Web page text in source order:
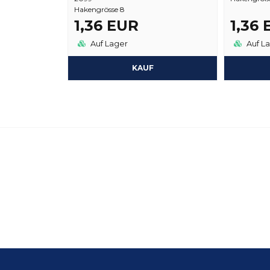
Hakengrösse 8
1,36 EUR
Auf Lager
KAUF
1,36
Auf